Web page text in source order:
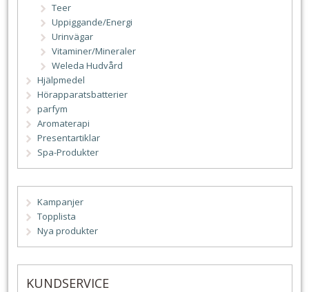
Teer
Uppiggande/Energi
Urinvägar
Vitaminer/Mineraler
Weleda Hudvård
Hjälpmedel
Hörapparatsbatterier
parfym
Aromaterapi
Presentartiklar
Spa-Produkter
Kampanjer
Topplista
Nya produkter
KUNDSERVICE